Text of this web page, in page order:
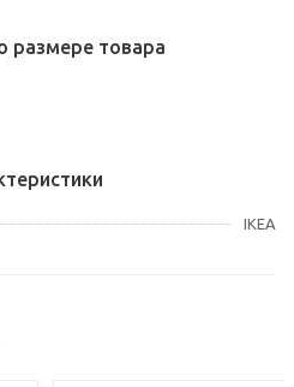
размере товара
IKEA